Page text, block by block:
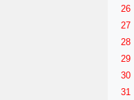
26
27
28
29
30
31